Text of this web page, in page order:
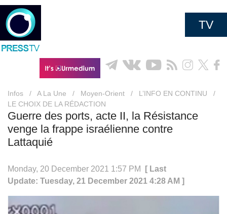
TV
Infos / A La Une / Moyen-Orient / L’INFO EN CONTINU
/
LE CHOIX DE LA RÉDACTION
Guerre des ports, acte II, la Résistance
venge la frappe israélienne contre
Lattaquié
Monday, 20 December 2021 1:57 PM
[ Last
Update: Tuesday, 21 December 2021 4:28 AM ]